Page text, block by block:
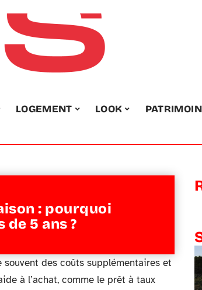
LOGEMENT LOOK
: pourquoi
5 ans ?
des coûts supplémentaires et
à l’achat, comme le prêt à taux